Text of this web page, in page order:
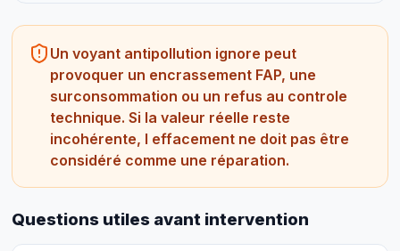
Un voyant antipollution ignore peut
provoquer un encrassement FAP, une
surconsommation ou un refus au controle
technique. Si la valeur réelle reste
incohérente, l effacement ne doit pas être
considéré comme une réparation.
Questions utiles avant intervention